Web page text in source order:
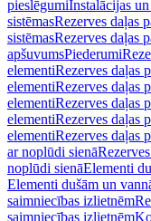
pieslēgumiInstalācijas un
sistēmasRezerves daļas
sistēmasRezerves daļas
apšuvumsPiederumi
elementiRezerves daļas
elementiRezerves daļas
elementiRezerves daļas
elementiRezerves daļas
elementiRezerves daļas
ar noplūdi sienā
noplūdi sienāElementi
Elementi dušām un
saimniecības izlietnēm
saimniecības izlietnēm